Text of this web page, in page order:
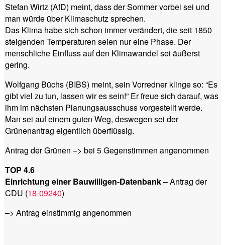
Stefan Wirtz (AfD) meint, dass der Sommer vorbei sei und
man würde über Klimaschutz sprechen.
Das Klima habe sich schon immer verändert, die seit 1850
steigenden Temperaturen seien nur eine Phase. Der
menschliche Einfluss auf den Klimawandel sei äußerst
gering.
Wolfgang Büchs (BIBS) meint, sein Vorredner klinge so: “Es
gibt viel zu tun, lassen wir es sein!” Er freue sich darauf, was
ihm im nächsten Planungsausschuss vorgestellt werde.
Man sei auf einem guten Weg, deswegen sei der
Grünenantrag eigentlich überflüssig.
Antrag der Grünen –> bei 5 Gegenstimmen angenommen
TOP 4.6
Einrichtung einer Bauwilligen-Datenbank– Antrag der
CDU (18-09240)
–> Antrag einstimmig angenommen